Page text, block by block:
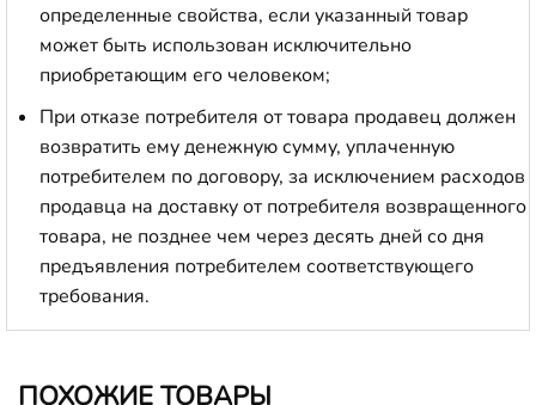
определенные свойства, если указанный товар
может быть использован исключительно
приобретающим его человеком;
При отказе потребителя от товара продавец должен
возвратить ему денежную сумму, уплаченную
потребителем по договору, за исключением расходов
продавца на доставку от потребителя возвращенного
товара, не позднее чем через десять дней со дня
предъявления потребителем соответствующего
требования.
ПОХОЖИЕ ТОВАРЫ